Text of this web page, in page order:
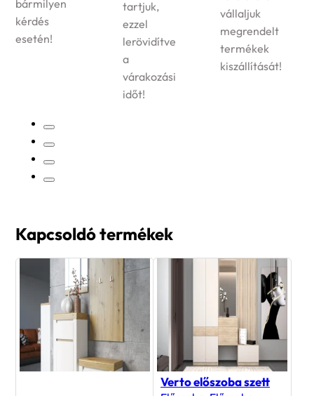
bármilyen
kérdés
esetén!
tartjuk,
ezzel
lerövidítve
a
várakozási
időt!
vállaljuk
megrendelt
termékek
kiszállítását!
Kapcsoldó termékek
Verto előszoba szett